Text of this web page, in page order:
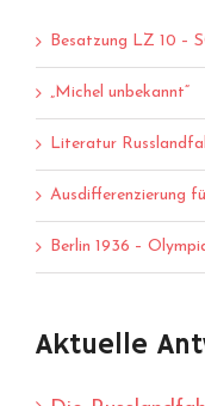
Besatzung LZ 10 –
„Michel unbekannt“
Literatur
Ausdifferenzierung
Berlin 1936 –
Aktuelle